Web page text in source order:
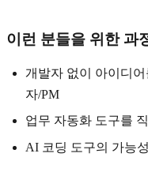
이런 분들을 위한 과
개발자 없이 아이디
자/PM
업무 자동화 도구를
AI 코딩 도구의 가능